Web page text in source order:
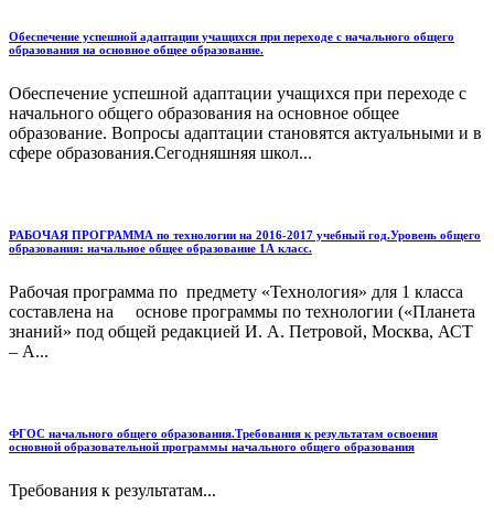
Обеспечение успешной адаптации учащихся при переходе с начального общего
образования на основное общее образование.
Обеспечение успешной адаптации учащихся при переходе с
начального общего образования на основное общее
образование. Вопросы адаптации становятся актуальными и в
сфере образования.Сегодняшняя школ...
РАБОЧАЯ ПРОГРАММА по технологии на 2016-2017 учебный год.Уровень общего
образования: начальное общее образование 1А класс.
Рабочая программа по предмету «Технология» для 1 класса
составлена на основе программы по технологии («Планета
знаний» под общей редакцией И. А. Петровой, Москва, АСТ
– А...
ФГОС начального общего образования.Требования к результатам освоения
основной образовательной программы начального общего образования
Требования к результатам...